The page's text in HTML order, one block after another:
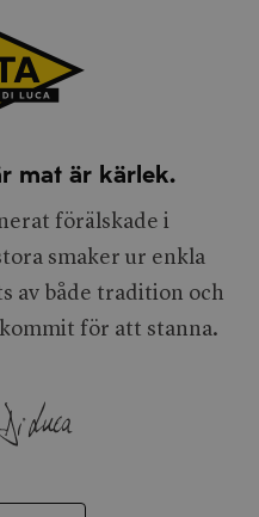
mat är kärlek.
förälskade i
smaker ur enkla
av både tradition och
för att stanna.